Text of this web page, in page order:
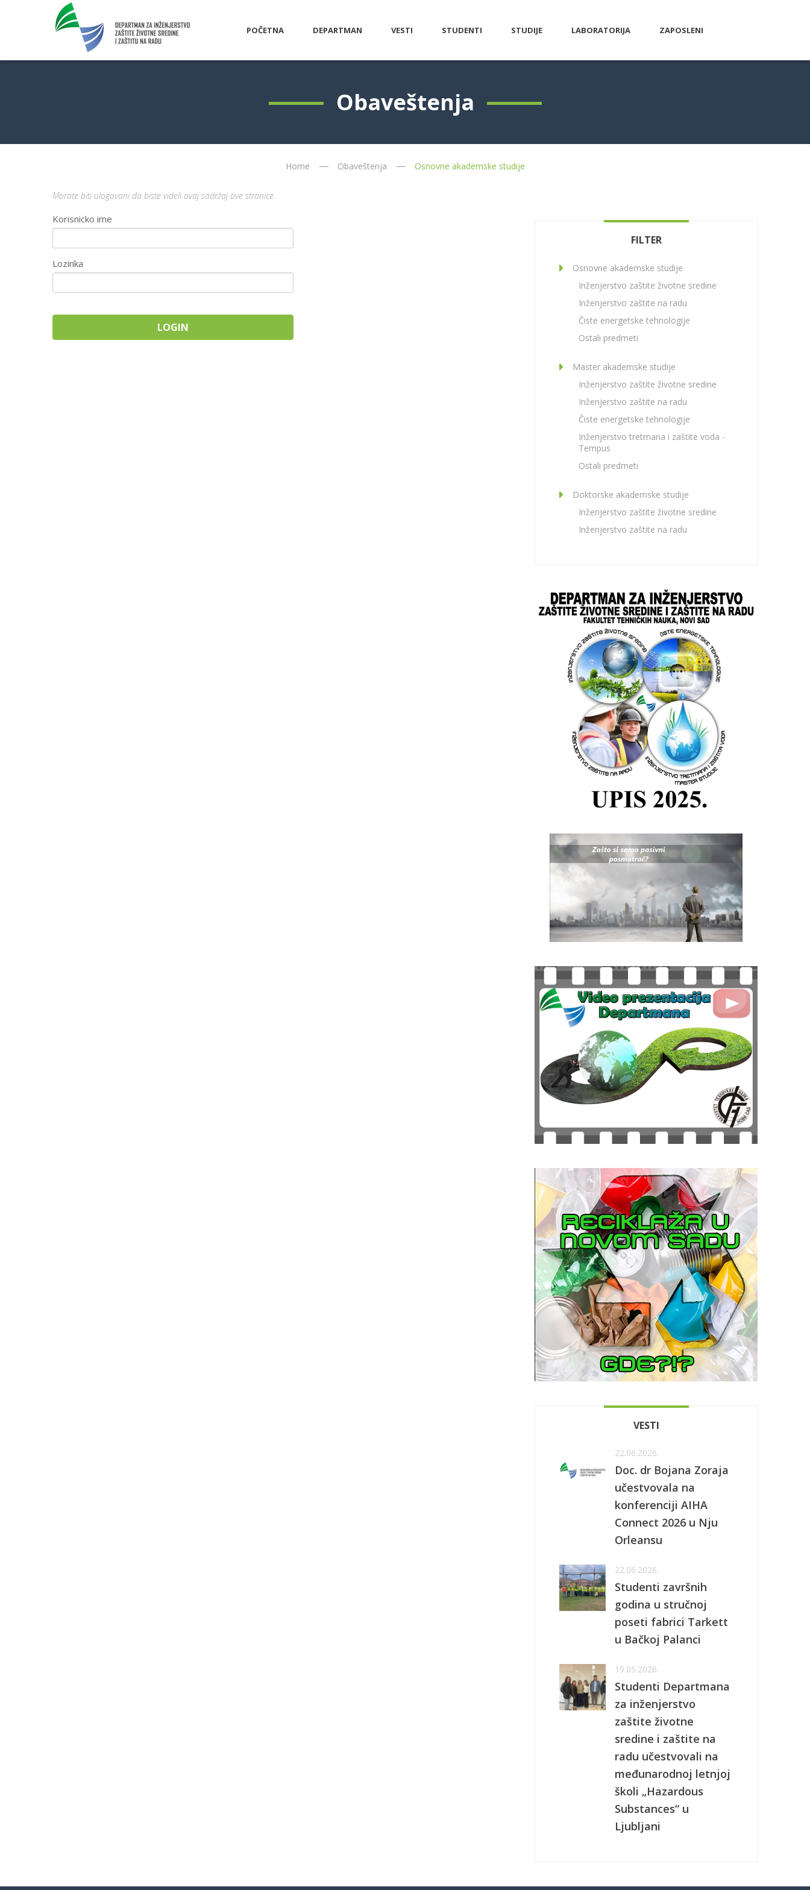
POČETNA DEPARTMAN VESTI STUDENTI STUDIJE LABORATORIJA ZAPOSLENI
Obaveštenja
Home Obaveštenja Osnovne akademske studije
Morate biti ulogovani da biste videli ovaj sadržaj ove stranice.
Korisnicko ime
Lozinka
LOGIN
FILTER
Osnovne akademske studije
Inženjerstvo zaštite životne sredine
Inženjerstvo zaštite na radu
Čiste energetske tehnologije
Ostali predmeti
Master akademske studije
Inženjerstvo zaštite životne sredine
Inženjerstvo zaštite na radu
Čiste energetske tehnologije
Inženjerstvo tretmana i zaštite voda -
Tempus
Ostali predmeti
Doktorske akademske studije
Inženjerstvo zaštite životne sredine
Inženjerstvo zaštite na radu
VESTI
22.06.2026.
Doc. dr Bojana Zoraja
učestvovala na
konferenciji AIHA
Connect 2026 u Nju
Orleansu
22.06.2026.
Studenti završnih
godina u stručnoj
poseti fabrici Tarkett
u Bačkoj Palanci
19.05.2026.
Studenti Departmana
za inženjerstvo
zaštite životne
sredine i zaštite na
radu učestvovali na
međunarodnoj letnjoj
školi „Hazardous
Substances“ u
Ljubljani